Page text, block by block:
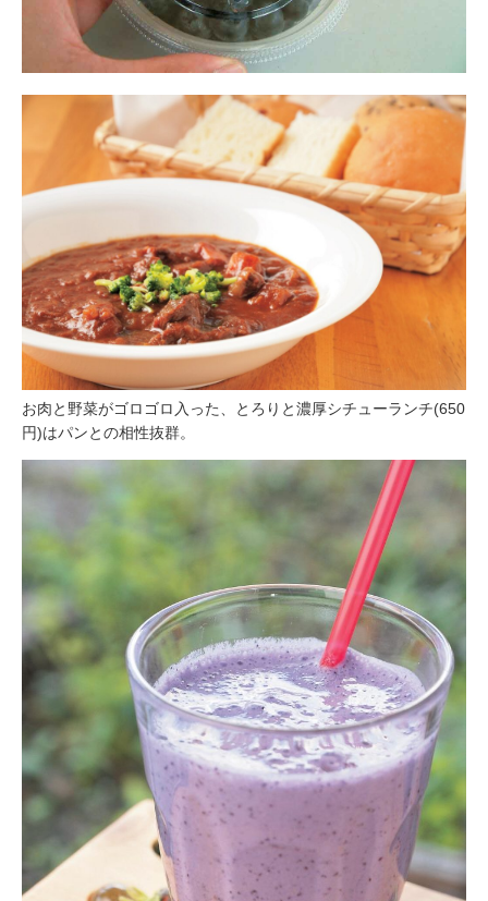
お肉と野菜がゴロゴロ入った、とろりと濃厚シチューランチ(650
円)はパンとの相性抜群。